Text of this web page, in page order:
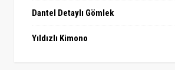
Dantel Detaylı Gömlek
Yıldızlı Kimono